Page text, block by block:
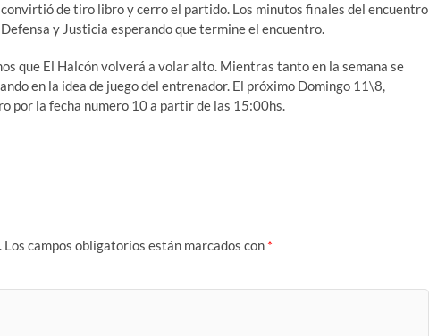
de tiro libro y cerro el partido. Los minutos finales del encuentro
y Justicia esperando que termine el encuentro.
que El Halcón volverá a volar alto. Mientras tanto en la semana se
en la idea de juego del entrenador. El próximo Domingo 11\8,
por la fecha numero 10 a partir de las 15:00hs.
Los campos obligatorios están marcados con *